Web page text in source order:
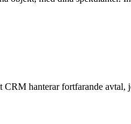
hanterar fortfarande